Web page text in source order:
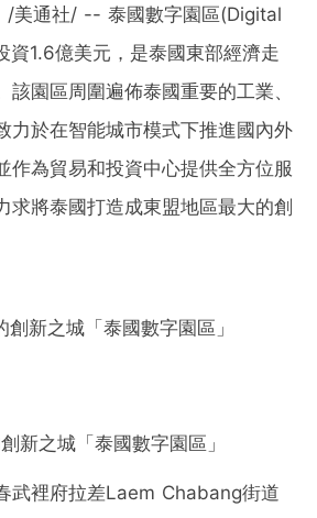
/美通社/ -- 泰國數字園區(Digital
1.6億美元，是泰國東部經濟走
該園區周圍遍佈泰國重要的工業、
力於在智能城市模式下推進國內外
作為貿易和投資中心提供全方位服
求將泰國打造成東盟地區最大的創
新之城「泰國數字園區」
武裡府拉差Laem Chabang街道